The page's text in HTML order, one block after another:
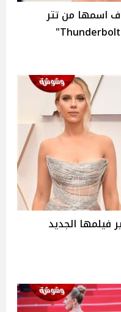
اسمها من تتر
فيلمها الجديد